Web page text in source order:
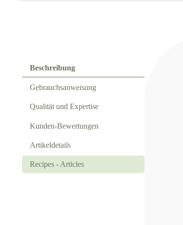
Beschreibung
Gebrauchsanweisung
Qualität und Expertise
Kunden-Bewertungen
Artikeldetails
Recipes - Articles